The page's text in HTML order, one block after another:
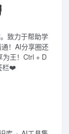
致力于帮助学
！AI分享圈还
为王！Ctrl + D
栏❤️